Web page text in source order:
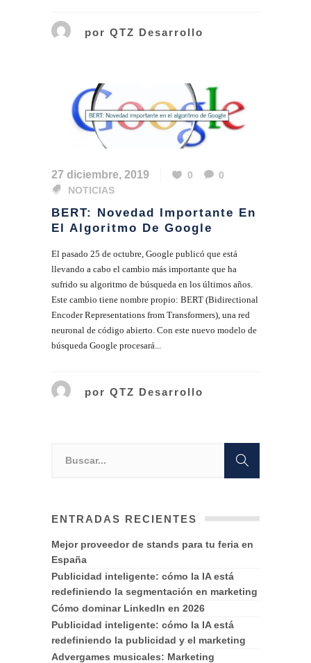
por QTZ Desarrollo
27 diciembre, 2019 0
0
NOTICIAS
BERT: Novedad Importante En
El Algoritmo De Google
El pasado 25 de octubre, Google publicó que está
llevando a cabo el cambio más importante que ha
sufrido su algoritmo de búsqueda en los últimos años.
Este cambio tiene nombre propio: BERT (Bidirectional
Encoder Representations from Transformers), una red
neuronal de código abierto. Con este nuevo modelo de
búsqueda Google procesará...
por QTZ Desarrollo
ENTRADAS RECIENTES
Mejor proveedor de stands para tu feria en
España
Publicidad inteligente: cómo la IA está
redefiniendo la segmentación en marketing
Cómo dominar LinkedIn en 2026
Publicidad inteligente: cómo la IA está
redefiniendo la publicidad y el marketing
Advergames musicales: Marketing